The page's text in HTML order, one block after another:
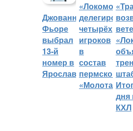
Джованни
Фьоре
выбрал
13-й
номер в
Ярославле
«Локомотив»
делегировал
четырёх
игроков
в
состав
пермского
«Молота»
дня
КХЛ